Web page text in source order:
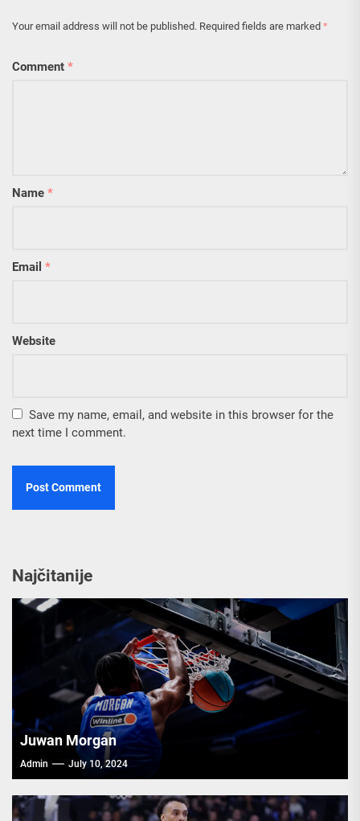
Your email address will not be published. Required fields are marked *
Comment *
Name *
Email *
Website
Save my name, email, and website in this browser for the
next time I comment.
Najčitanije
Juwan Morgan
Admin July 10, 2024